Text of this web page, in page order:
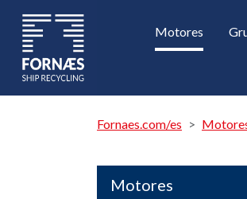
Motores
Fornaes.com/es
Motores